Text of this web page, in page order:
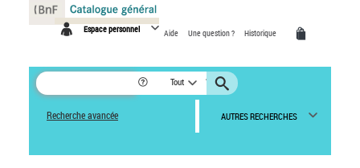
Espace personnel Aide Une question ? Historique
Tout
Recherche avancée AUTRES RECHERCHES
Panneau de gestion des cookies